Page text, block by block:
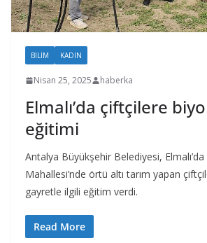
BILIM KADIN
Nisan 25, 2025 haberka
Elmalı’da çiftçilere
eğitimi
Antalya Büyükşehir Belediyesi,
Mahallesi’nde örtü altı tarım yapan
gayretle ilgili eğitim verdi.
Read More